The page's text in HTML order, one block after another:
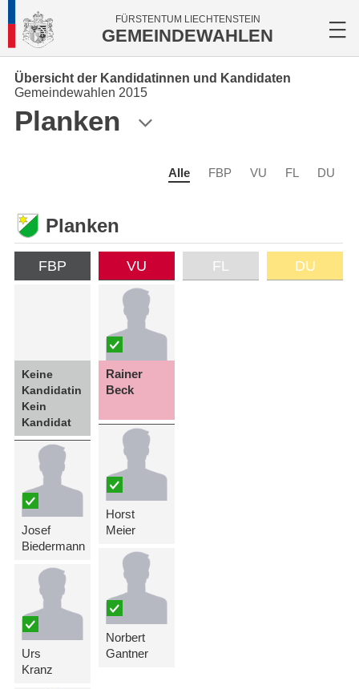
FÜRSTENTUM LIECHTENSTEIN
GEMEINDEWAHLEN
Übersicht der Kandidatinnen und Kandidaten
Gemeindewahlen 2015
Planken
Alle FBP VU FL DU
Planken
FBP
Keine
Kandidatin
Kein
Kandidat
Josef
Biedermann
Urs
Kranz
VU
Rainer
Beck
Horst
Meier
Norbert
Gantner
FL DU